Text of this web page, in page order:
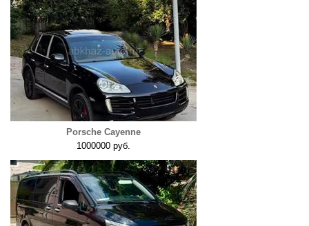
Porsche Cayenne
1000000 руб.